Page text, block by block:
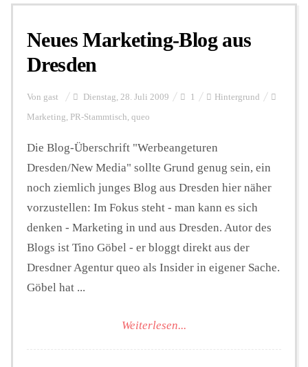
Personalien
Hintergrund
FUNKTURM-Beiträge
Podcast
Seminare
Neues Marketing-Blog aus
Dresden
Von gast Dienstag, 28. Juli 2009 1 Hintergrund
Marketing, PR-Stammtisch, queo
Die Blog-Überschrift "Werbeangeturen
Dresden/New Media" sollte Grund genug sein, ein
noch ziemlich junges Blog aus Dresden hier näher
vorzustellen: Im Fokus steht - man kann es sich
denken - Marketing in und aus Dresden. Autor des
Blogs ist Tino Göbel - er bloggt direkt aus der
Dresdner Agentur queo als Insider in eigener Sache.
Göbel hat ...
Weiterlesen...